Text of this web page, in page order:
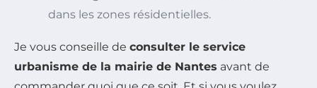
dans les zones résidentielles.
Je vous conseille de consulter le service
urbanisme de la mairie de Nantes avant de